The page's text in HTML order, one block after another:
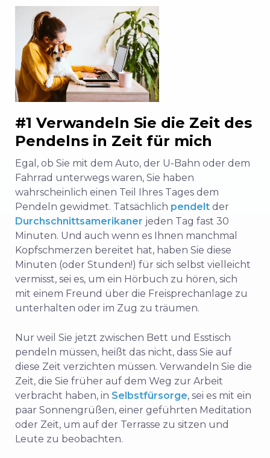
#1 Verwandeln Sie die Zeit des
Pendelns in Zeit für mich
Egal, ob Sie mit dem Auto, der U-Bahn oder dem
Fahrrad unterwegs waren, Sie haben
wahrscheinlich einen Teil Ihres Tages dem
Pendeln gewidmet. Tatsächlich pendelt der
Durchschnittsamerikaner jeden Tag fast 30
Minuten. Und auch wenn es Ihnen manchmal
Kopfschmerzen bereitet hat, haben Sie diese
Minuten (oder Stunden!) für sich selbst vielleicht
vermisst, sei es, um ein Hörbuch zu hören, sich
mit einem Freund über die Freisprechanlage zu
unterhalten oder im Zug zu träumen.
Nur weil Sie jetzt zwischen Bett und Esstisch
pendeln müssen, heißt das nicht, dass Sie auf
diese Zeit verzichten müssen. Verwandeln Sie die
Zeit, die Sie früher auf dem Weg zur Arbeit
verbracht haben, in Selbstfürsorge, sei es mit ein
paar Sonnengrüßen, einer geführten Meditation
oder Zeit, um auf der Terrasse zu sitzen und
Leute zu beobachten.